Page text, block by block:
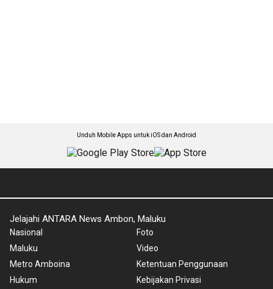
Unduh Mobile Apps untuk iOS dan Android
Jelajahi ANTARA News Ambon, Maluku
Nasional
Maluku
Metro Amboina
Hukum
Foto
Video
Ketentuan Penggunaan
Kebijakan Privasi